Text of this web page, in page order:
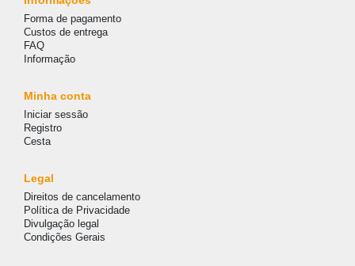
Forma de pagamento
Custos de entrega
FAQ
Informação
Minha conta
Iniciar sessão
Registro
Cesta
Legal
Direitos de cancelamento
Política de Privacidade
Divulgação legal
Condições Gerais